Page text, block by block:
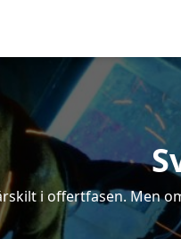
i offertfasen. Men